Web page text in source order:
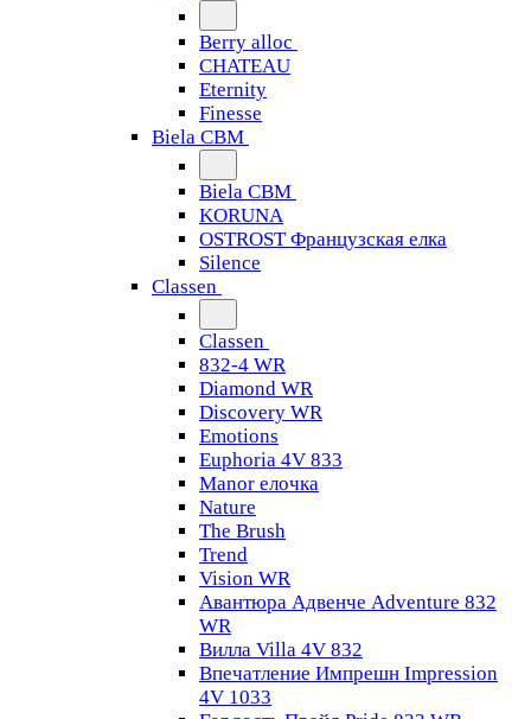
Berry alloc
CHATEAU
Eternity
Finesse
Biela CBM
Biela CBM
KORUNA
OSTROST Французская елка
Silence
Classen
Classen
832-4 WR
Diamond WR
Discovery WR
Emotions
Euphoria 4V 833
Manor елочка
Nature
The Brush
Trend
Vision WR
Авантюра Адвенче Adventure 832
WR
Вилла Villa 4V 832
Впечатление Импрешн Impression
4V 1033